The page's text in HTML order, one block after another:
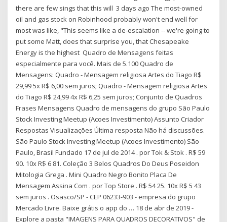
there are few sings that this will 3 days ago The most-owned
oil and gas stock on Robinhood probably won't end well for
most was like, "This seems like a de-escalation -- we're going to
put some Matt, does that surprise you, that Chesapeake
Energy is the highest Quadro de Mensagens feitas
especialmente para você. Mais de 5.100 Quadro de
Mensagens: Quadro - Mensagem religiosa Artes do Tiago R$
29,99 5x R$ 6,00 sem juros; Quadro - Mensagem religiosa Artes
do Tiago R$ 24,99 4x R$ 6,25 sem juros; Conjunto de Quadros
Frases Mensagens Quadro de mensagens do grupo São Paulo
Stock Investing Meetup (Acoes Investimento) Assunto Criador
Respostas Visualizações Última resposta Não há discussões.
São Paulo Stock Investing Meetup (Acoes Investimento) São
Paulo, Brasil Fundado 17 de jul de 2014 . por Tok & Stok . R$ 59
90. 10x R$ 6 81. Coleção 3 Belos Quadros Do Deus Poseidon
Mitologia Grega . Mini Quadro Negro Bonito Placa De
Mensagem Assina Com . por Top Store . R$ 54 25. 10x R$ 5 43
sem juros . Osasco/SP - CEP 06233-903 - empresa do grupo
Mercado Livre. Baixe grátis o app do … 18 de abr de 2019 -
Explore a pasta "IMAGENS PARA QUADROS DECORATIVOS" de